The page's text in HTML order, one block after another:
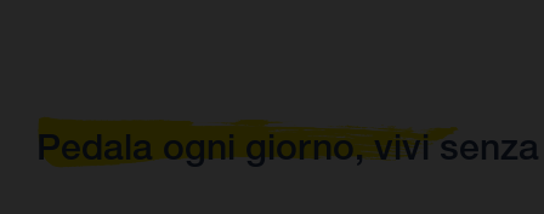
Pedala ogni giorno, vivi senza